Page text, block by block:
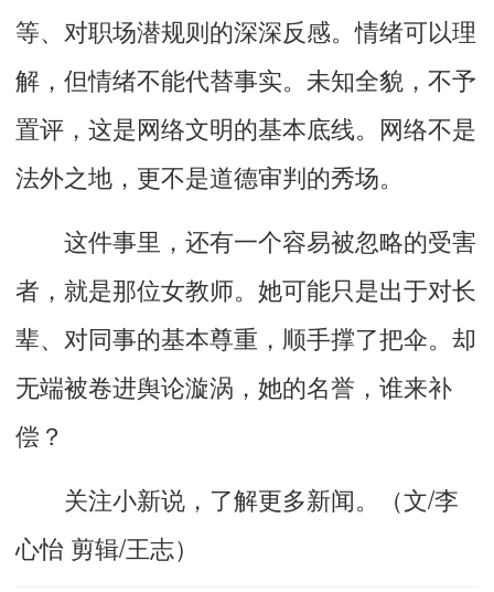
等、对职场潜规则的深深反感。情绪可以理
解，但情绪不能代替事实。未知全貌，不予
置评，这是网络文明的基本底线。网络不是
法外之地，更不是道德审判的秀场。
这件事里，还有一个容易被忽略的受害
者，就是那位女教师。她可能只是出于对长
辈、对同事的基本尊重，顺手撑了把伞。却
无端被卷进舆论漩涡，她的名誉，谁来补
偿？
关注小新说，了解更多新闻。（文/李
心怡 剪辑/王志）